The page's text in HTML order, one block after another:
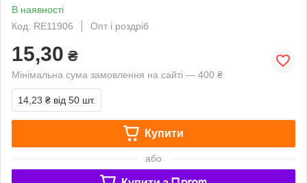
В наявності
Код: RE11906
Опт і роздріб
15,30 ₴
Мінімальна сума замовлення на сайті — 400 ₴
14,23 ₴ від 50 шт.
Купити
або